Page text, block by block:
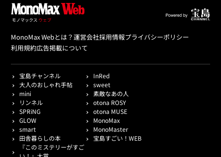
MonoMax Webとは？運営会社採用情報プライバシーポリシー
利用規約広告掲載について
宝島チャンネル
InRed
大人のおしゃれ手帖
sweet
mini
素敵なあの人
リンネル
otona ROSY
SPRiNG
otona MUSE
GLOW
MonoMax
smart
MonoMaster
田舎暮らしの本
宝島すごい！WEB
『このミステリーがすご